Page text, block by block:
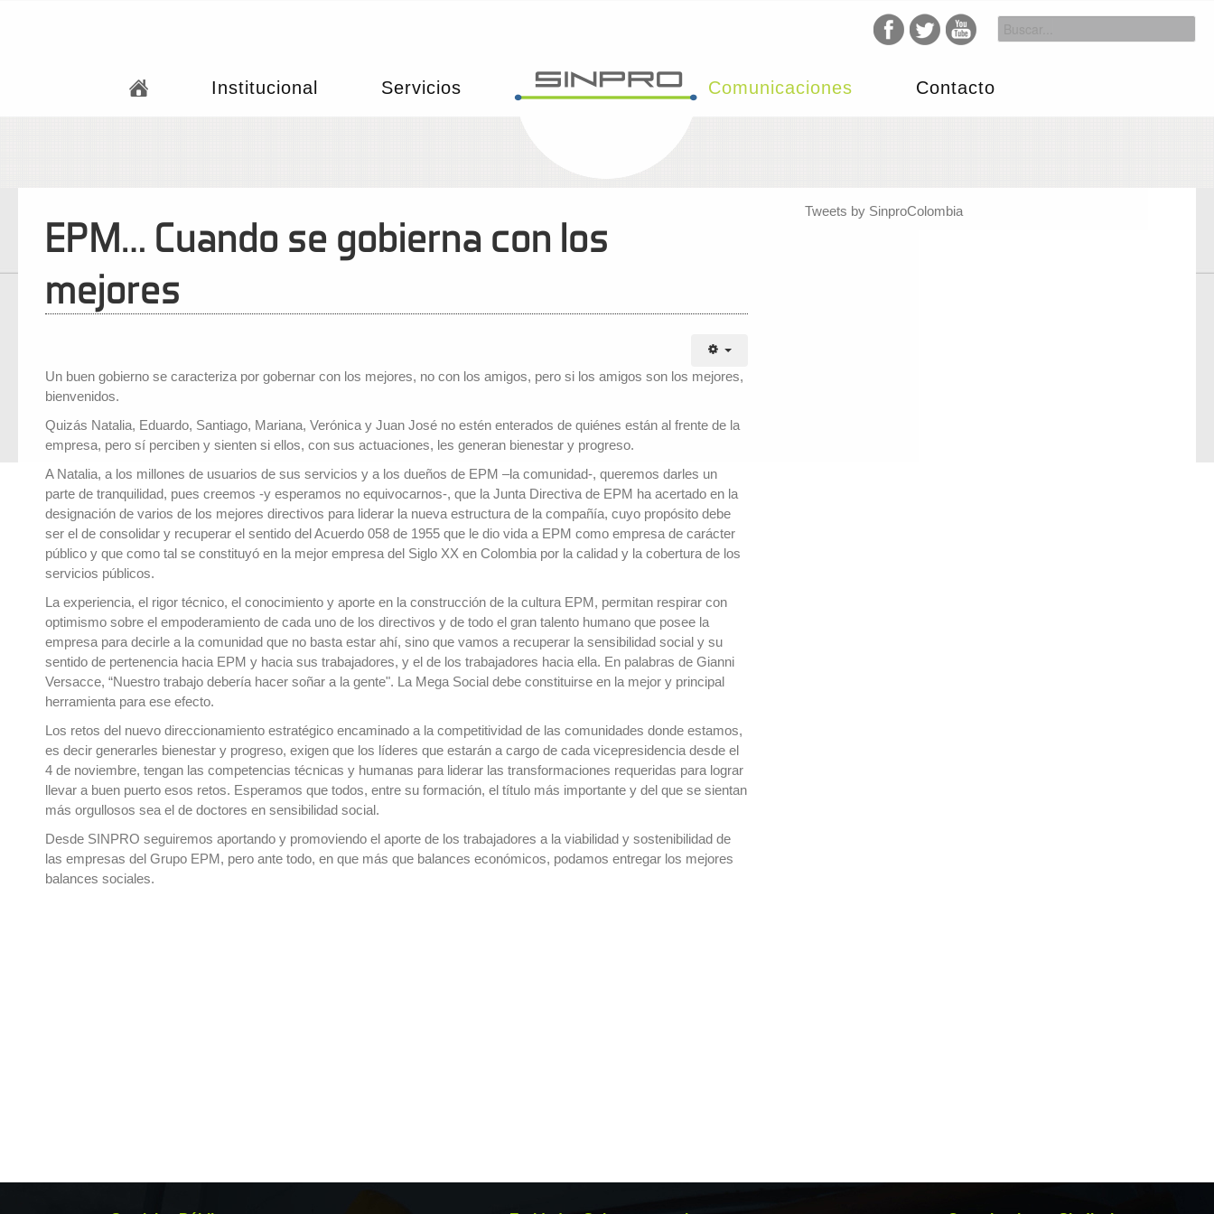
Institucional Servicios Comunicaciones Contacto
EPM… Cuando se gobierna con los
mejores
Un buen gobierno se caracteriza por gobernar con los mejores, no con los amigos, pero si los amigos son los mejores,
bienvenidos.
Quizás Natalia, Eduardo, Santiago, Mariana, Verónica y Juan José no estén enterados de quiénes están al frente de la
empresa, pero sí perciben y sienten si ellos, con sus actuaciones, les generan bienestar y progreso.
A Natalia, a los millones de usuarios de sus servicios y a los dueños de EPM –la comunidad-, queremos darles un
parte de tranquilidad, pues creemos -y esperamos no equivocarnos-, que la Junta Directiva de EPM ha acertado en la
designación de varios de los mejores directivos para liderar la nueva estructura de la compañía, cuyo propósito debe
ser el de consolidar y recuperar el sentido del Acuerdo 058 de 1955 que le dio vida a EPM como empresa de carácter
público y que como tal se constituyó en la mejor empresa del Siglo XX en Colombia por la calidad y la cobertura de los
servicios públicos.
La experiencia, el rigor técnico, el conocimiento y aporte en la construcción de la cultura EPM, permitan respirar con
optimismo sobre el empoderamiento de cada uno de los directivos y de todo el gran talento humano que posee la
empresa para decirle a la comunidad que no basta estar ahí, sino que vamos a recuperar la sensibilidad social y su
sentido de pertenencia hacia EPM y hacia sus trabajadores, y el de los trabajadores hacia ella. En palabras de Gianni
Versacce, “Nuestro trabajo debería hacer soñar a la gente". La Mega Social debe constituirse en la mejor y principal
herramienta para ese efecto.
Los retos del nuevo direccionamiento estratégico encaminado a la competitividad de las comunidades donde estamos,
es decir generarles bienestar y progreso, exigen que los líderes que estarán a cargo de cada vicepresidencia desde el
4 de noviembre, tengan las competencias técnicas y humanas para liderar las transformaciones requeridas para lograr
llevar a buen puerto esos retos. Esperamos que todos, entre su formación, el título más importante y del que se sientan
más orgullosos sea el de doctores en sensibilidad social.
Desde SINPRO seguiremos aportando y promoviendo el aporte de los trabajadores a la viabilidad y sostenibilidad de
las empresas del Grupo EPM, pero ante todo, en que más que balances económicos, podamos entregar los mejores
balances sociales.
Tweets by SinproColombia